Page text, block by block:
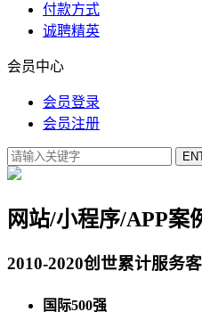
付款方式
诚聘精英
会员中心
会员登录
会员注册
网站/小程序/APP案
2010-2020创世累计服务
国际500强